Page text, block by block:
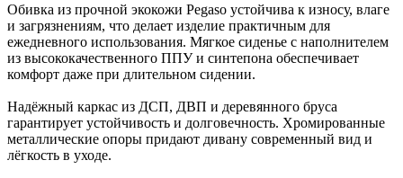
Обивка из прочной экокожи Pegaso устойчива к износу, влаге
и загрязнениям, что делает изделие практичным для
ежедневного использования. Мягкое сиденье с наполнителем
из высококачественного ППУ и синтепона обеспечивает
комфорт даже при длительном сидении.
Надёжный каркас из ДСП, ДВП и деревянного бруса
гарантирует устойчивость и долговечность. Хромированные
металлические опоры придают дивану современный вид и
лёгкость в уходе.